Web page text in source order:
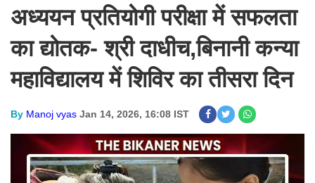
अध्ययन प्रतियोगी परीक्षा में सफलता
का द्योतक- श्री दाधीच,बिनानी कन्या
महाविद्यालय में शिविर का तीसरा दिन
By Manoj vyas Jan 14, 2026, 16:08 IST